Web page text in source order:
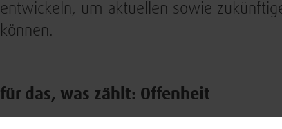
entwickeln, um aktuellen sowie
können.
für das, was zählt: Offenheit